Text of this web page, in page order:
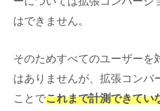
はできません。
そのためすべてのユーザーを
はありませんが、拡張コンバ
ことでこれまで計測できてい